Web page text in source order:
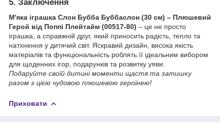
5. Заключення
М'яка іграшка Слон Бубба Буббаслон (30 см) – Плюшевий
Герой від Поппі Плейтайм (00517-80) – це не просто
іграшка, а справжній друг, який приносить радість, тепло та
натхнення у дитячий світ. Яскравий дизайн, висока якість
матеріалів та функціональність роблять її ідеальним вибором
для щоденних ігор, подарунків та розвитку уяви.
Подаруйте своїй дитині моменти щастя та затишку
разом з цією чудовою плюшевою героїнею!
Приховати